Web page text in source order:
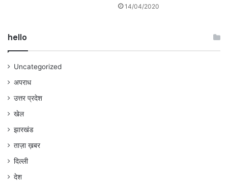
14/04/2020
hello
Uncategorized
अपराध
उत्तर प्रदेश
खेल
झारखंड
ताज़ा ख़बर
दिल्ली
देश